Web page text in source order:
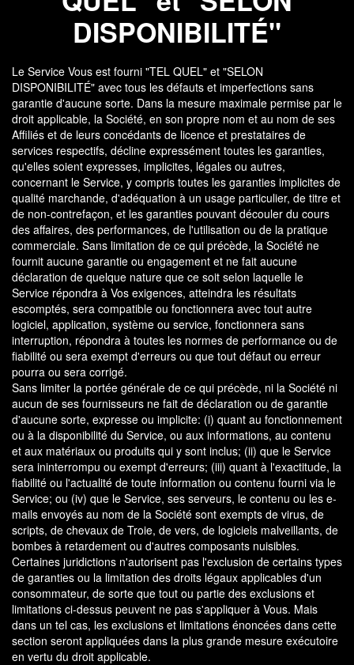
DISPONIBILITÉ"
Le Service Vous est fourni "TEL QUEL" et "SELON
DISPONIBILITÉ" avec tous les défauts et imperfections sans
garantie d'aucune sorte. Dans la mesure maximale permise par le
droit applicable, la Société, en son propre nom et au nom de ses
Affiliés et de leurs concédants de licence et prestataires de
services respectifs, décline expressément toutes les garanties,
qu'elles soient expresses, implicites, légales ou autres,
concernant le Service, y compris toutes les garanties implicites de
qualité marchande, d'adéquation à un usage particulier, de titre et
de non-contrefaçon, et les garanties pouvant découler du cours
des affaires, des performances, de l'utilisation ou de la pratique
commerciale. Sans limitation de ce qui précède, la Société ne
fournit aucune garantie ou engagement et ne fait aucune
déclaration de quelque nature que ce soit selon laquelle le
Service répondra à Vos exigences, atteindra les résultats
escomptés, sera compatible ou fonctionnera avec tout autre
logiciel, application, système ou service, fonctionnera sans
interruption, répondra à toutes les normes de performance ou de
fiabilité ou sera exempt d'erreurs ou que tout défaut ou erreur
pourra ou sera corrigé.
Sans limiter la portée générale de ce qui précède, ni la Société ni
aucun de ses fournisseurs ne fait de déclaration ou de garantie
d'aucune sorte, expresse ou implicite: (i) quant au fonctionnement
ou à la disponibilité du Service, ou aux informations, au contenu
et aux matériaux ou produits qui y sont inclus; (ii) que le Service
sera ininterrompu ou exempt d'erreurs; (iii) quant à l'exactitude, la
fiabilité ou l'actualité de toute information ou contenu fourni via le
Service; ou (iv) que le Service, ses serveurs, le contenu ou les e-
mails envoyés au nom de la Société sont exempts de virus, de
scripts, de chevaux de Troie, de vers, de logiciels malveillants, de
bombes à retardement ou d'autres composants nuisibles.
Certaines juridictions n'autorisent pas l'exclusion de certains types
de garanties ou la limitation des droits légaux applicables d'un
consommateur, de sorte que tout ou partie des exclusions et
limitations ci-dessus peuvent ne pas s'appliquer à Vous. Mais
dans un tel cas, les exclusions et limitations énoncées dans cette
section seront appliquées dans la plus grande mesure exécutoire
en vertu du droit applicable.